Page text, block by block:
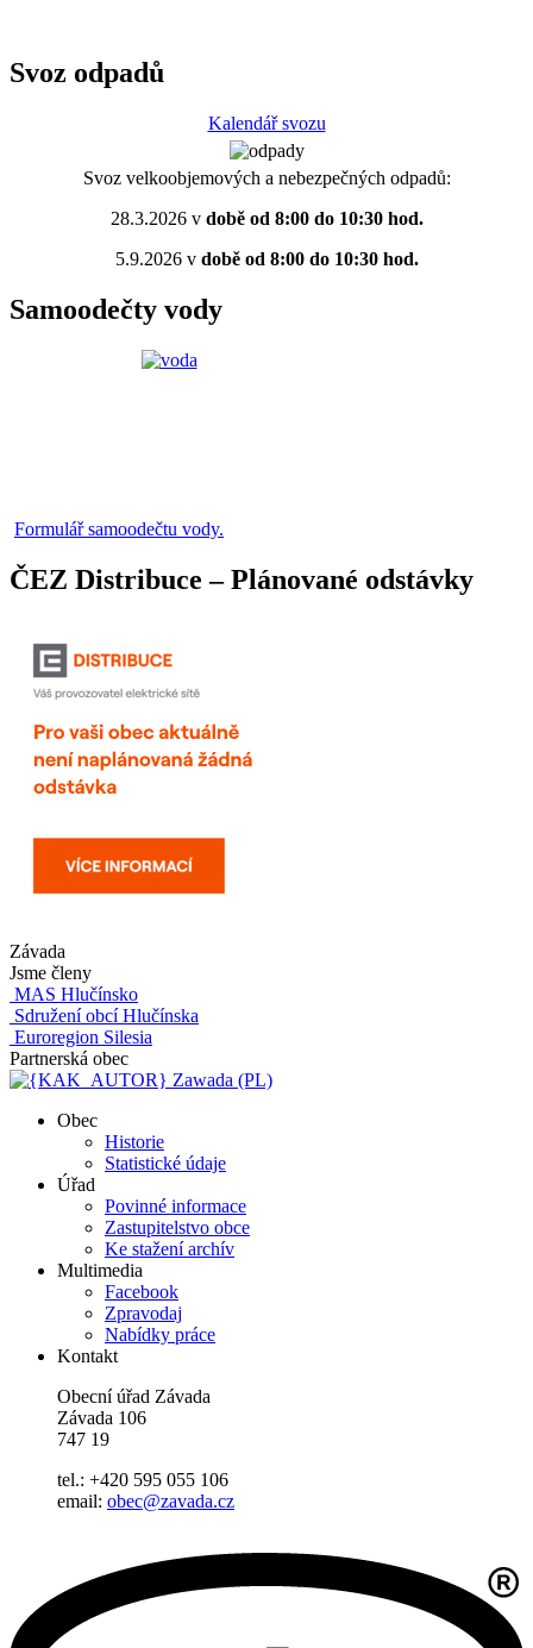
Svoz odpadů
Kalendář svozu
Svoz velkoobjemových a nebezpečných odpadů:
28.3.2026 vdobě od 8:00 do 10:30 hod.
5.9.2026 vdobě od 8:00 do 10:30 hod.
Samoodečty vody
Formulář samoodečtu vody.
ČEZ Distribuce – Plánované odstávky
Závada
Jsme členy
MAS Hlučínsko
Sdružení obcí Hlučínska
Euroregion Silesia
Partnerská obec
Zawada (PL)
Obec
Historie
Statistické údaje
Úřad
Povinné informace
Zastupitelstvo obce
Ke stažení archív
Multimedia
Facebook
Zpravodaj
Nabídky práce
Kontakt
Obecní úřad Závada
Závada 106
747 19
tel.: +420 595 055 106
email: obec@zavada.cz